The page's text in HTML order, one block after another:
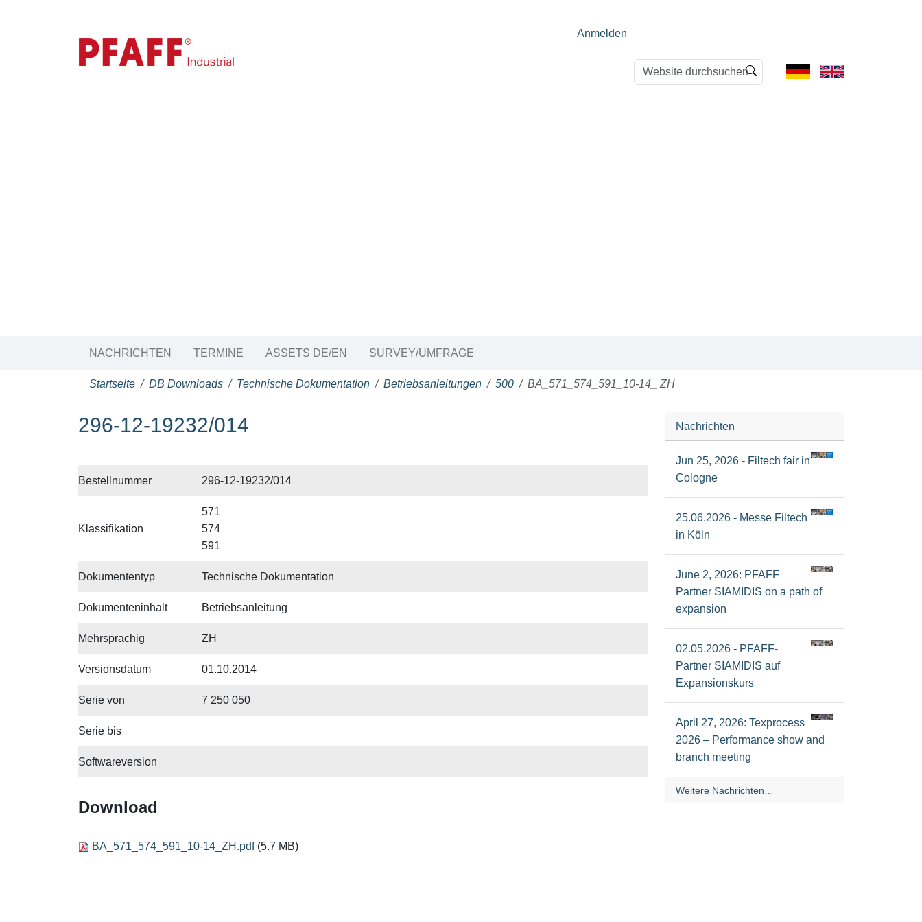
Anmelden
Website
durchsuchen
Erweiterte
Suche…
NACHRICHTEN TERMINE ASSETS DE/EN SURVEY/UMFRAGE
Startseite DB Downloads Technische Dokumentation Betriebsanleitungen 500 BA_571_574_591_10-14_ ZH
296-12-19232/014
Bestellnummer 296-12-19232/014
Klassifikation
571
574
591
Dokumententyp Technische Dokumentation
Dokumenteninhalt Betriebsanleitung
Mehrsprachig ZH
Versionsdatum 01.10.2014
Serie von 7 250 050
Serie bis
Softwareversion
Download
BA_571_574_591_10-14_ZH.pdf (5.7 MB)
Nachrichten
Jun 25, 2026 - Filtech fair in
Cologne
25.06.2026 - Messe Filtech
in Köln
June 2, 2026: PFAFF
Partner SIAMIDIS on a path of
expansion
02.05.2026 - PFAFF-
Partner SIAMIDIS auf
Expansionskurs
April 27, 2026: Texprocess
2026 – Performance show and
branch meeting
Weitere Nachrichten…